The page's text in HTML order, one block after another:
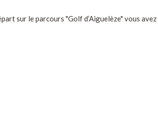
sur le parcours "Golf d’Aiguelèze" vous